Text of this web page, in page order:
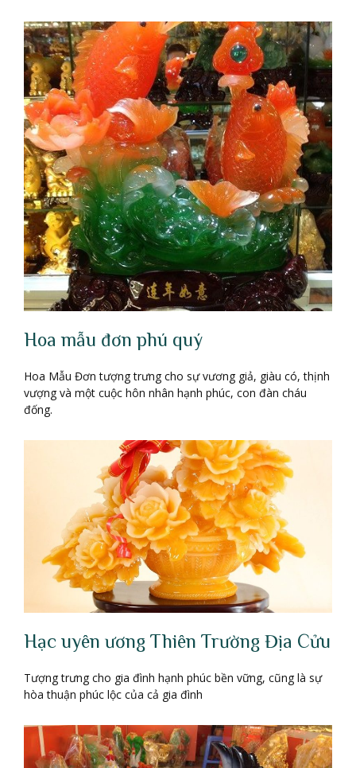
Hoa mẫu đơn phú quý
Hoa Mẫu Đơn tượng trưng cho sự vương giả, giàu có, thịnh
vượng và một cuộc hôn nhân hạnh phúc, con đàn cháu
đống.
Hạc uyên ương Thiên Trường Địa Cửu
Tượng trưng cho gia đình hạnh phúc bền vững, cũng là sự
hòa thuận phúc lộc của cả gia đình